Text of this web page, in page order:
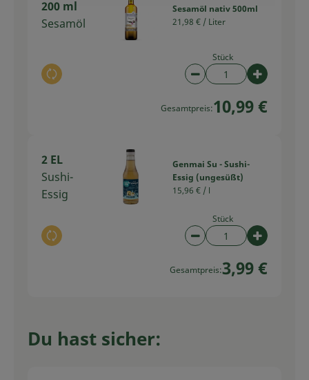
200 ml
Sesamöl
Auswahl ändern
Sesamöl nativ 500ml
21,98 € / Liter
Stück
Artikelanzahl
Gesamtpreis:10,99 €
2 EL
Sushi-
Essig
Auswahl ändern
Genmai Su - Sushi-
Essig (ungesüßt)
15,96 € / l
Stück
Artikelanzahl
Gesamtpreis:3,99 €
Du hast sicher: